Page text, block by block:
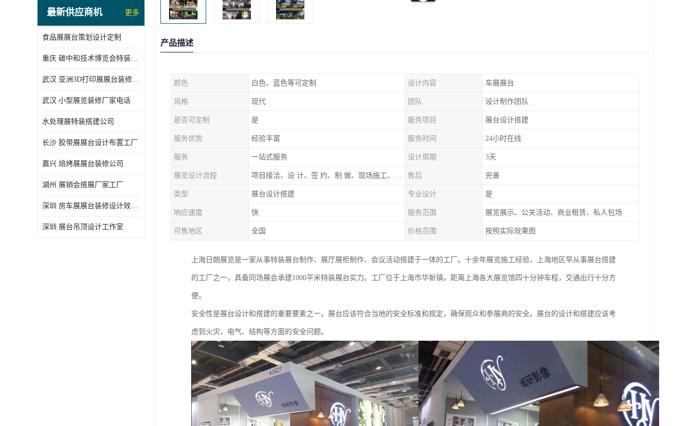
最新供应商机 更多
食品展展台策划设计定制
重庆 碳中和技术博览会特装展台搭建供应商
武汉 亚洲3D打印展展台装修定制
武汉 小型展览装修厂家电话
水处理展特装搭建公司
长沙 胶带展展台设计布置工厂
嘉兴 焙烤展展台装修公司
湖州 展销会搭展厂家工厂
深圳 房车展展台装修设计效果图
深圳 展台吊顶设计工作室
产品描述
颜色 白色、蓝色等可定制 设计内容 车展展台
风格 现代 团队 设计制作团队
是否可定制 是 服务项目 展台设计搭建
服务优势 经验丰富 服务时间 24小时在线
服务 一站式服务 设计周期 3天
展览设计流程 项目接洽、设 计、签 约、制 做、现场施工、展期服务、后续跟踪 售后 完善
类型 展台设计搭建 专业设计 是
响应速度 快 服务范围 展览展示、公关活动、商业租赁、私人包场
可售地区 全国 价格范围 按照实际效果图
上海日朗展览是一家从事特装展台制作、展厅展柜制作、会议活动搭建于一体的工厂。十余年展览施工经验，上海地区早从事展台搭建
的工厂之一，具备同场展会承建1000平米特装展台实力。工厂位于上海市华新镇，距离上海各大展览馆四十分钟车程，交通出行十分方
便。
安全性是展台设计和搭建的重要要素之一。展台应该符合当地的安全标准和规定，确保观众和参展商的安全。展台的设计和搭建应该考
虑到火灾、电气、结构等方面的安全问题。